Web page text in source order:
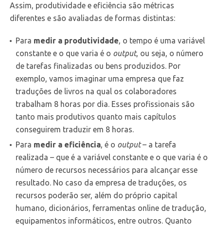
Assim, produtividade e eficiência são métricas
diferentes e são avaliadas de formas distintas:
Para medir a produtividade , o tempo é uma variável
constante e o que varia é o output, ou seja, o número
de tarefas finalizadas ou bens produzidos. Por
exemplo, vamos imaginar uma empresa que faz
traduções de livros na qual os colaboradores
trabalham 8 horas por dia. Esses profissionais são
tanto mais produtivos quanto mais capítulos
conseguirem traduzir em 8 horas.
Para medir a eficiência , é o output– a tarefa
realizada – que é a variável constante e o que varia é o
número de recursos necessários para alcançar esse
resultado. No caso da empresa de traduções, os
recursos poderão ser, além do próprio capital
humano, dicionários, ferramentas online de tradução,
equipamentos informáticos, entre outros. Quanto